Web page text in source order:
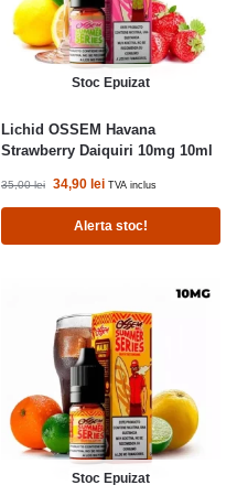
Stoc Epuizat
Lichid OSSEM Havana
Strawberry Daiquiri 10mg 10ml
35,00lei 34,90 lei TVA inclus
Alerta stoc!
Stoc Epuizat